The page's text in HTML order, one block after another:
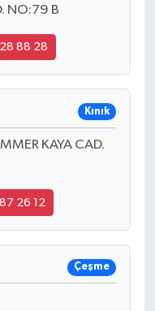
NO:79 B
88 28
Kınık
KAYA CAD.
26 12
Çeşme